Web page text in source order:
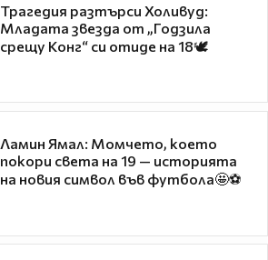
Трагедия разтърси Холивуд:
Младата звезда от „Годзила
срещу Конг“ си отиде на 18🕊️
Ламин Ямал: Момчето, което
покори света на 19 — историята
на новия символ във футбола🤩⚽